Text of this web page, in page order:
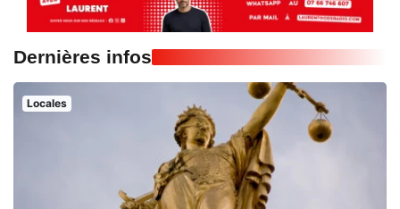
Dernières infos
Locales